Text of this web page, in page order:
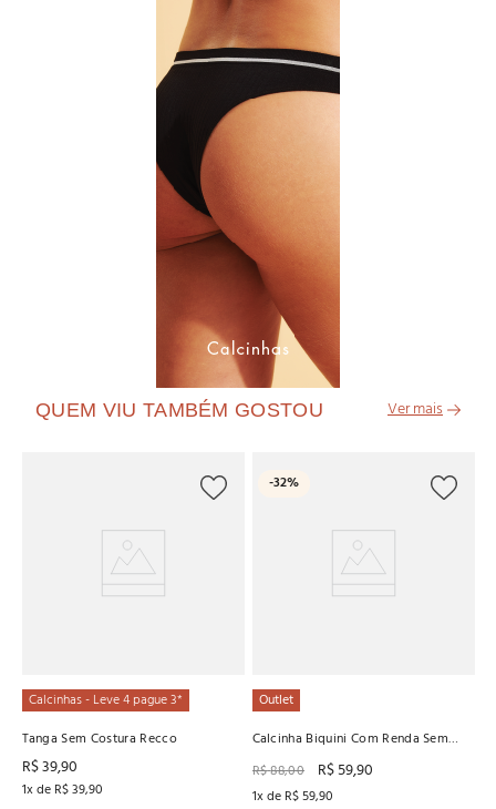
QUEM VIU TAMBÉM GOSTOU
Calcinhas - Leve 4 pague 3*
Tanga Sem Costura Recco
R$39,90
1x de R$39,90
-32%
Outlet
Calcinha Biquini Com Renda Sem
R$88,00 R$59,90
1x de R$59,90